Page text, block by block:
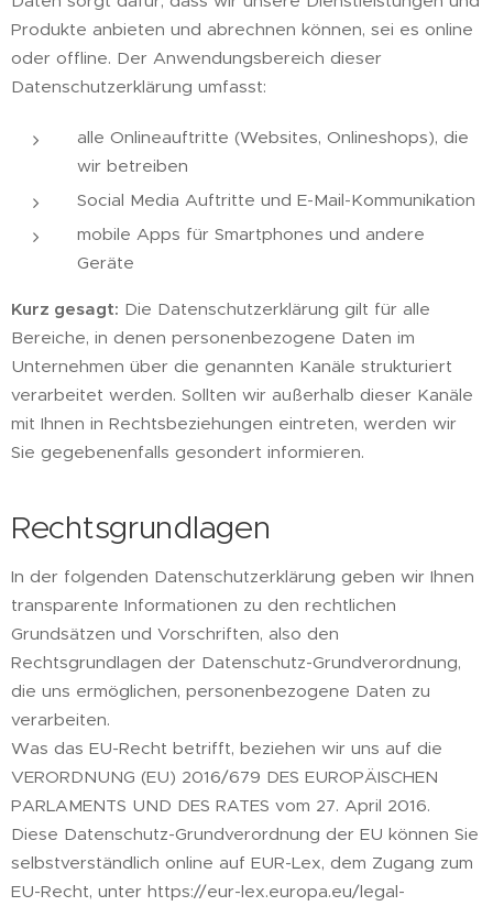
Produkte anbieten und abrechnen können, sei es online
oder offline. Der Anwendungsbereich dieser
Datenschutzerklärung umfasst:
alle Onlineauftritte (Websites, Onlineshops), die
wir betreiben
Social Media Auftritte und E-Mail-Kommunikation
mobile Apps für Smartphones und andere
Geräte
Kurz gesagt: Die Datenschutzerklärung gilt für alle
Bereiche, in denen personenbezogene Daten im
Unternehmen über die genannten Kanäle strukturiert
verarbeitet werden. Sollten wir außerhalb dieser Kanäle
mit Ihnen in Rechtsbeziehungen eintreten, werden wir
Sie gegebenenfalls gesondert informieren.
Rechtsgrundlagen
In der folgenden Datenschutzerklärung geben wir Ihnen
transparente Informationen zu den rechtlichen
Grundsätzen und Vorschriften, also den
Rechtsgrundlagen der Datenschutz-Grundverordnung,
die uns ermöglichen, personenbezogene Daten zu
verarbeiten.
Was das EU-Recht betrifft, beziehen wir uns auf die
VERORDNUNG (EU) 2016/679 DES EUROPÄISCHEN
PARLAMENTS UND DES RATES vom 27. April 2016.
Diese Datenschutz-Grundverordnung der EU können Sie
selbstverständlich online auf EUR-Lex, dem Zugang zum
EU-Recht, unter https://eur-lex.europa.eu/legal-